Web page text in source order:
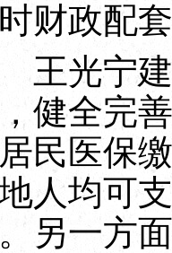
财政配
宁建议
健全完
民医保
人均可
另一方